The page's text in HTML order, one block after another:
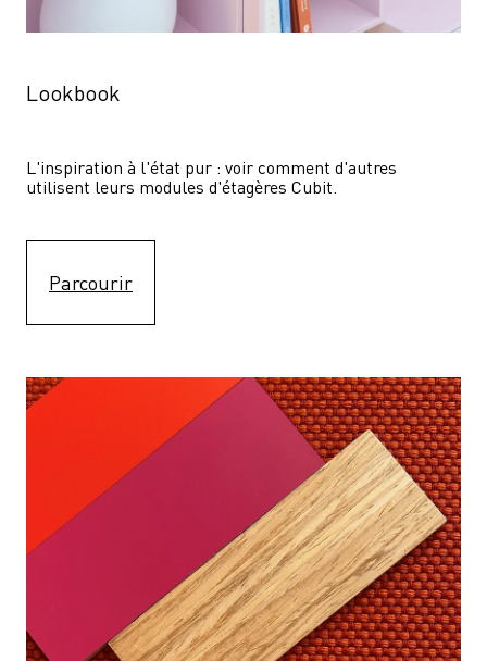
Lookbook
L'inspiration à l'état pur : voir comment d'autres
utilisent leurs modules d'étagères Cubit.
Parcourir